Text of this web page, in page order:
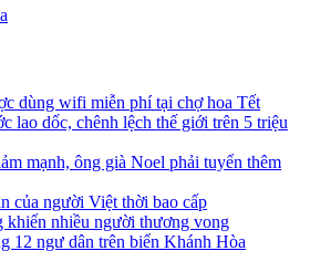
dùng wifi miễn phí tại chợ hoa Tết
lao dốc, chênh lệch thế giới trên 5 triệu
mạnh, ông già Noel phải tuyển thêm
của người Việt thời bao cấp
khiến nhiều người thương vong
12 ngư dân trên biển Khánh Hòa